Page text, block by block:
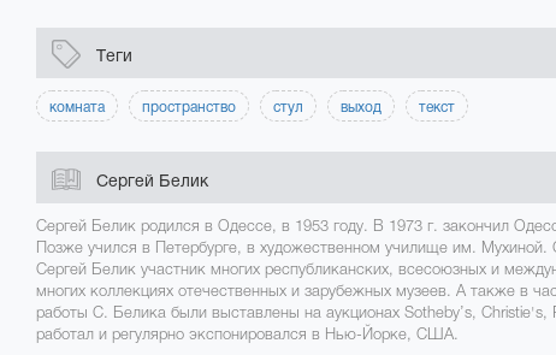
Теги
комната пространство стул выход текст
Сергей Белик
Сергей Белик родился в Одессе, в 1953 году. В 1973 г. закончил
Позже учился в Петербурге, в художественном училище им.
Сергей Белик участник многих республиканских, всесоюзных и
многих коллекциях отечественных и зарубежных музеев. А также в
работы С. Белика были выставлены на аукционах Sotheby’s,
работал и регулярно экспонировался в Нью-Йорке, США.